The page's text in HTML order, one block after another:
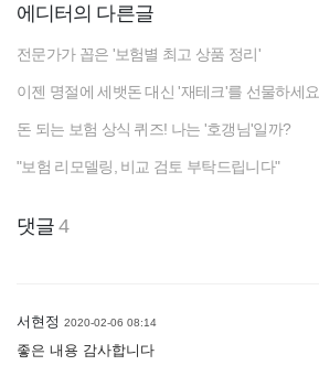
에디터의 다른글
전문가가 꼽은 '보험별 최고 상품 정리'
이젠 명절에 세뱃돈 대신 '재테크'를 선물하세요
돈 되는 보험 상식 퀴즈! 나는 '호갱님'일까?
"보험 리모델링, 비교 검토 부탁드립니다"
댓글4
서현정 2020-02-06 08:14
좋은 내용 감사합니다